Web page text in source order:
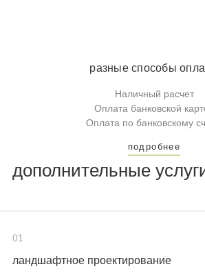
разные способы
Наличный расчет
Оплата банковской
Оплата по банковскому
подробнее
дополнительные
01
ландшафтное проектирование